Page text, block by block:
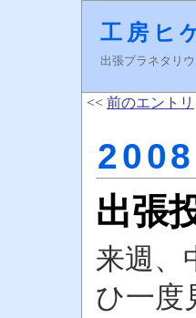
工房ヒ
出張プラネタリ
<< 前のエントリ
出張
来週、
ひ一度